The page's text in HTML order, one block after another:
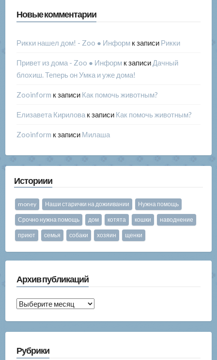
Новые комментарии
Рикки нашел дом! - Zoo ● Информк записи Рикки
Привет из дома - Zoo ● Информк записи Дачный
блохиш. Теперь он Умка и уже дома!
Zooinform к записи Как помочь животным?
Елизавета Кириловак записи Как помочь животным?
Zooinform к записи Милаша
Историии
money Наши старички на дожиивании Нужна помощь
Срочно нужна помощь дом котята кошки наводнение
приют семья собаки хозяин щенки
Архив публикаций
Архив
Рубрики